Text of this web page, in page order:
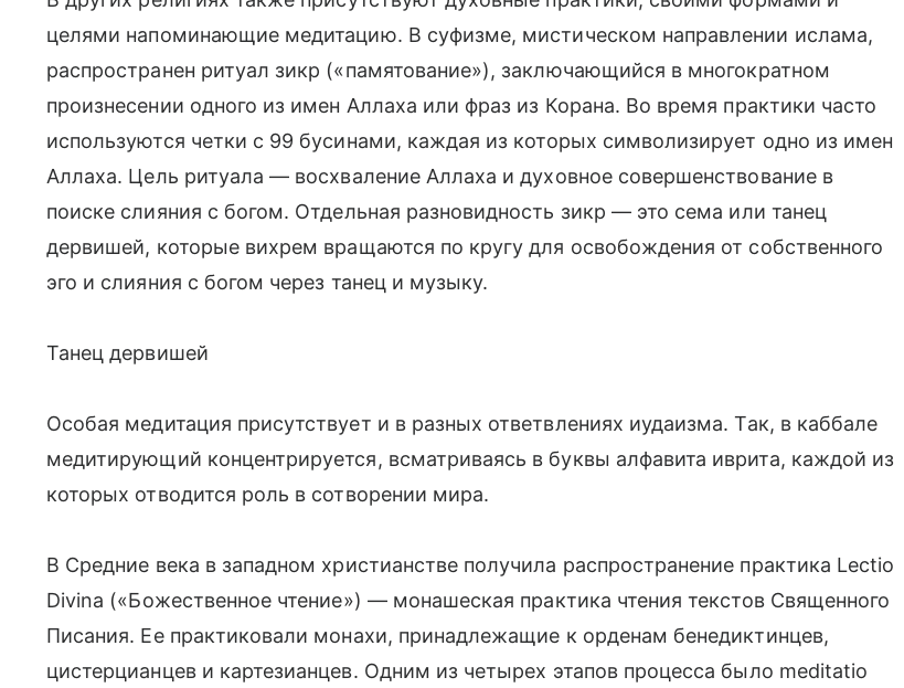
целями напоминающие медитацию. В суфизме, мистическом направлении ислама,
распространен ритуал зикр («памятование»), заключающийся в многократном
произнесении одного из имен Аллаха или фраз из Корана. Во время практики часто
используются четки с 99 бусинами, каждая из которых символизирует одно из имен
Аллаха. Цель ритуала — восхваление Аллаха и духовное совершенствование в
поиске слияния с богом. Отдельная разновидность зикр — это сема или танец
дервишей, которые вихрем вращаются по кругу для освобождения от собственного
эго и слияния с богом через танец и музыку.
Танец дервишей
Особая медитация присутствует и в разных ответвлениях иудаизма. Так, в каббале
медитирующий концентрируется, всматриваясь в буквы алфавита иврита, каждой из
которых отводится роль в сотворении мира.
В Средние века в западном христианстве получила распространение практика Lectio
Divina («Божественное чтение») — монашеская практика чтения текстов Священного
Писания. Ее практиковали монахи, принадлежащие к орденам бенедиктинцев,
цистерцианцев и картезианцев. Одним из четырех этапов процесса было meditatio